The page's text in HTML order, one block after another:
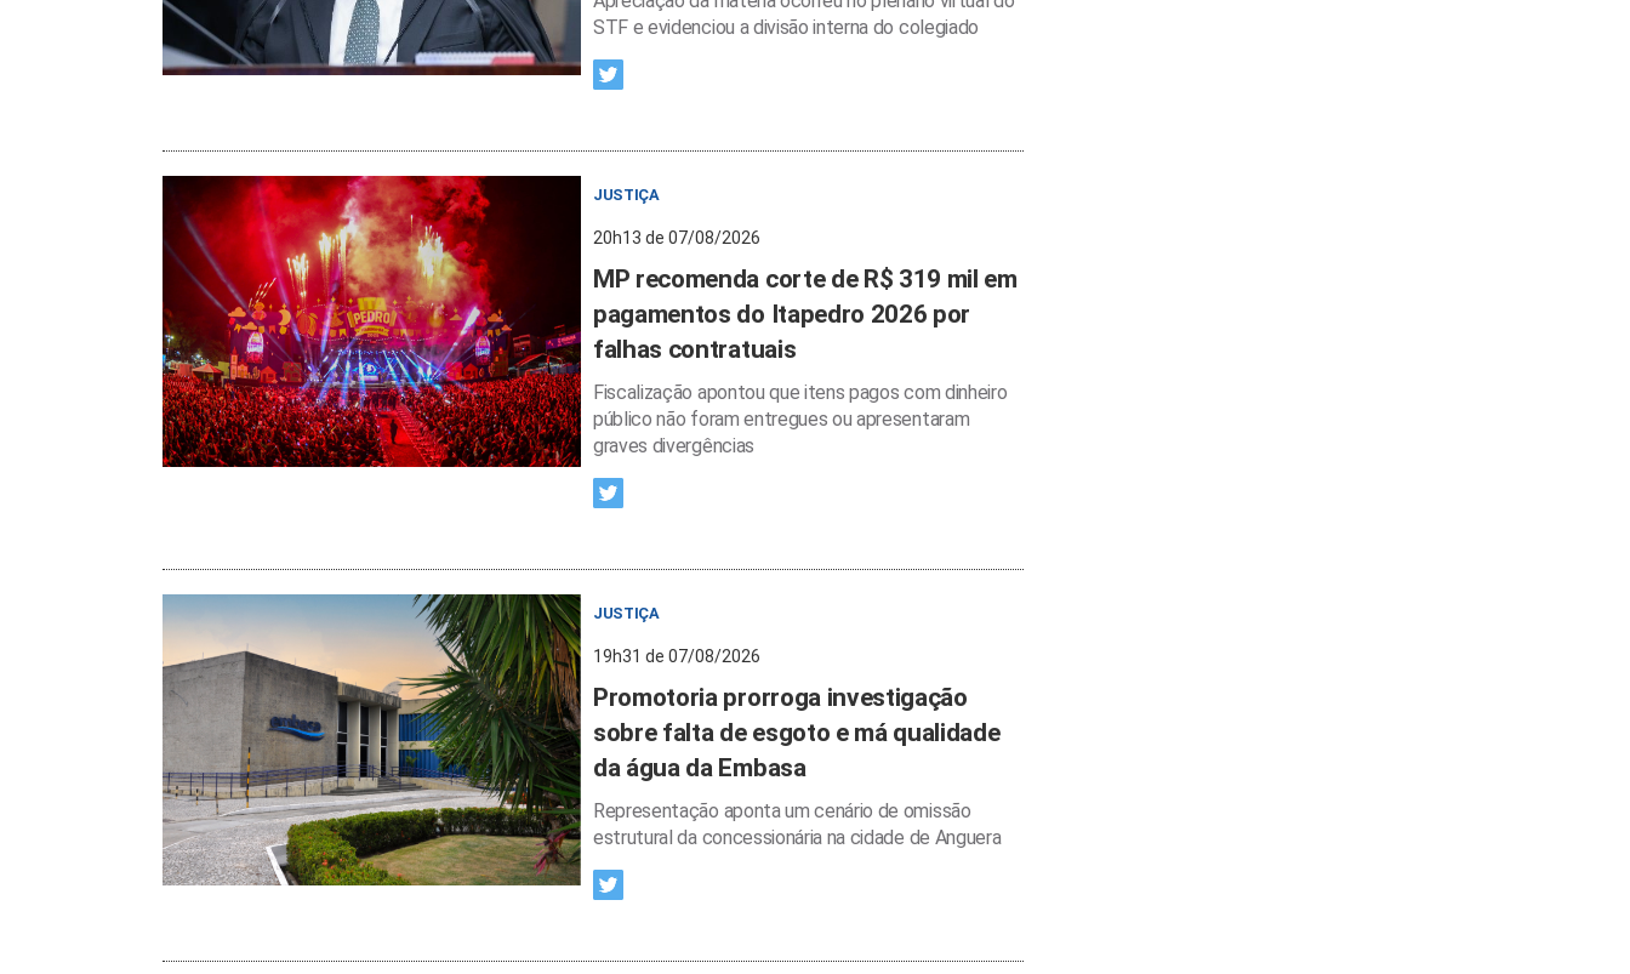
STF e evidenciou a divisão interna do colegiado
JUSTIÇA
20h13 de 07/08/2026
MP recomenda corte de R$ 319 mil em
pagamentos do Itapedro 2026 por
falhas contratuais
Fiscalização apontou que itens pagos com dinheiro
público não foram entregues ou apresentaram
graves divergências
JUSTIÇA
19h31 de 07/08/2026
Promotoria prorroga investigação
sobre falta de esgoto e má qualidade
da água da Embasa
Representação aponta um cenário de omissão
estrutural da concessionária na cidade de Anguera